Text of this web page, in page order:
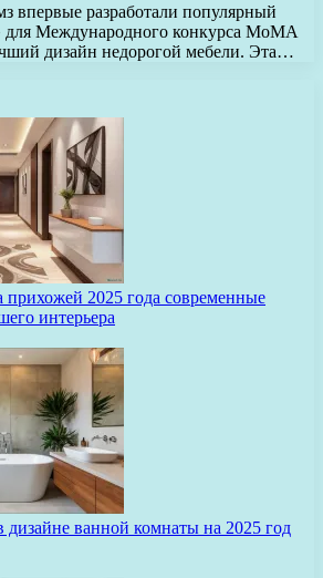
впервые разработали популярный
для Международного конкурса MoMA
дизайн недорогой мебели. Эта…
прихожей 2025 года современные
интерьера
ванной комнаты на 2025 год